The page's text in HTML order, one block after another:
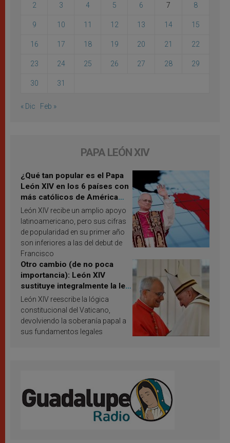
2 3 4 5 6 7 8
9 10 11 12 13 14 15
16 17 18 19 20 21 22
23 24 25 26 27 28 29
30 31
« Dic Feb »
PAPA LEÓN XIV
¿Qué tan popular es el Papa
León XIV en los 6 países con
más católicos de América
Latina en 2026? Publican
resultados de investigación
León XIV recibe un amplio apoyo
latinoamericano, pero sus cifras
de popularidad en su primer año
son inferiores a las del debut de
Francisco
Otro cambio (de no poca
importancia): León XIV
sustituye integralmente la ley
vaticana de Papa Francisco
León XIV reescribe la lógica
constitucional del Vaticano,
devolviendo la soberanía papal a
sus fundamentos legales